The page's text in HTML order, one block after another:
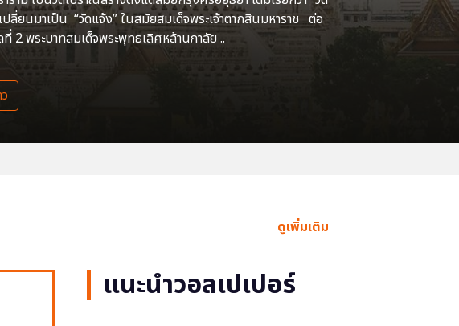
ปลี่ยนมาเป็น “วัดแจ้ง” ในสมัยสมเด็จพระเจ้าตากสินมหาราช ต่อ
2 พระบาทสมเด็จพระพุทธเลิศหล้านภาลัย ..
ดูเพิ่มเติม
แนะนำวอลเปเปอร์